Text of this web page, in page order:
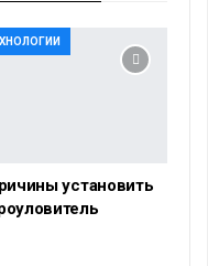
установить